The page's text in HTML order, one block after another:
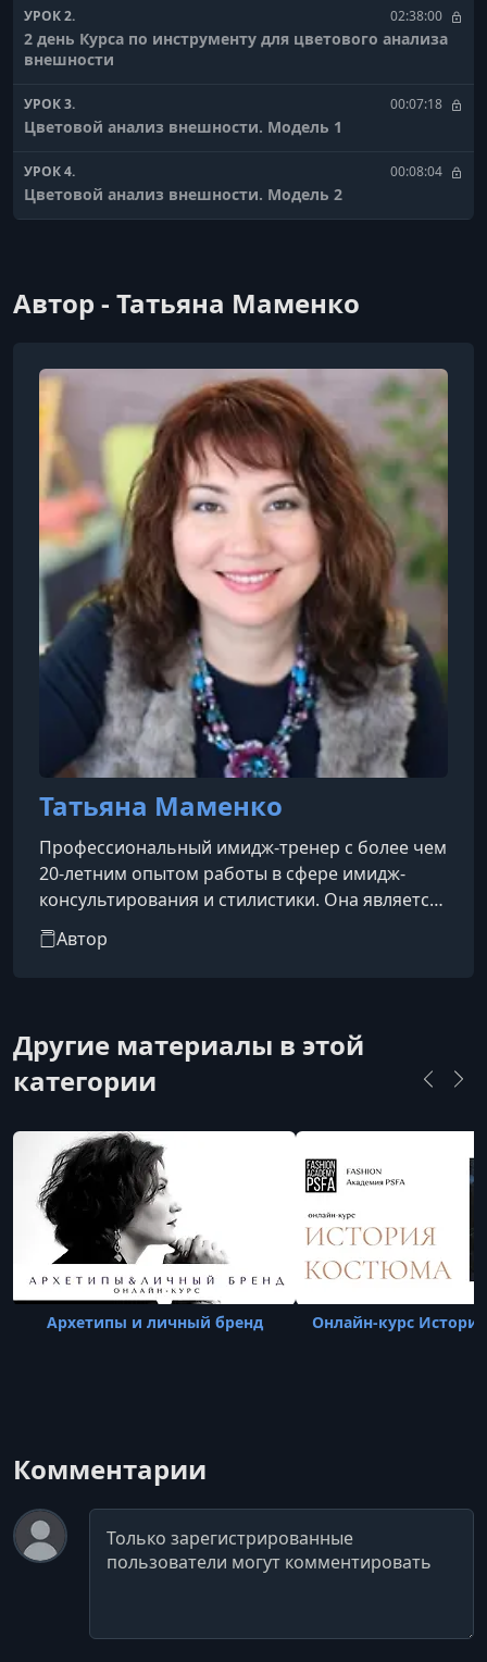
УРОК 2. 02:38:00
2 день Курса по инструменту для цветового анализа
внешности
УРОК 3. 00:07:18
Цветовой анализ внешности. Модель 1
УРОК 4. 00:08:04
Цветовой анализ внешности. Модель 2
Автор - Татьяна Маменко
Татьяна Маменко
Профессиональный имидж-тренер с более чем
20-летним опытом работы в сфере имидж-
консультирования и стилистики. Она является
основателем и руководителем Академии
цветового анализа и стилевой типологии
занимается обучением стилистов по
типологии Ларсон и системе 16 колоритов, а
инструменты
Автор
Другие материалы в этой
категории
Архетипы и личный бренд Онлайн-курс
Комментарии
Комментарий